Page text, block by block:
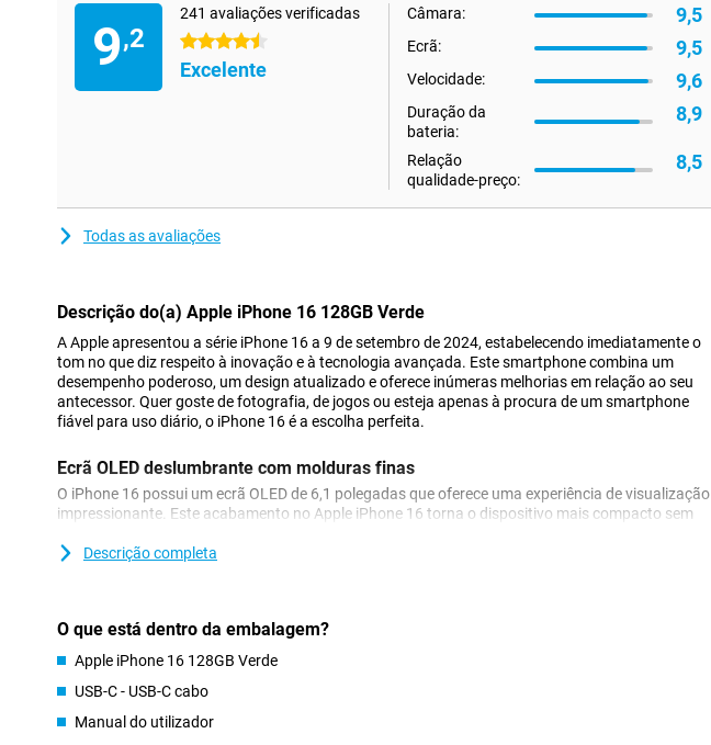
9,2
241 avaliações verificadas
4.5 estrelas
Excelente
Câmara: 9,5
Ecrã: 9,5
Velocidade: 9,6
Duração da
bateria:
8,9
Relação
qualidade-preço:
8,5
Todas as avaliações
Descrição do(a) Apple iPhone 16 128GB Verde
A Apple apresentou a série iPhone 16 a 9 de setembro de 2024, estabelecendo imediatamente o
tom no que diz respeito à inovação e à tecnologia avançada. Este smartphone combina um
desempenho poderoso, um design atualizado e oferece inúmeras melhorias em relação ao seu
antecessor. Quer goste de fotografia, de jogos ou esteja apenas à procura de um smartphone
fiável para uso diário, o iPhone 16 é a escolha perfeita.
Ecrã OLED deslumbrante com molduras finas
O iPhone 16 possui um ecrã OLED de 6,1 polegadas que oferece uma experiência de visualização
impressionante. Este acabamento no Apple iPhone 16 torna o dispositivo mais compacto sem
experiência do iPhone, apresentando notificações e actividades ao vivo de uma forma interactiva
Câmara redesenhada com funcionalidades adicionais
A câmara do iPhone 16 foi significativamente melhorada. A câmara principal tem um sensor de
48MP, que permite tirar fotografias nítidas mesmo com pouca luz. O iPhone 16 também
controlar facilmente as funções da câmara, como a focagem e o zoom. Este botão proporciona
Descrição completa
O que está dentro da embalagem?
Apple iPhone 16 128GB Verde
USB-C - USB-C cabo
Manual do utilizador